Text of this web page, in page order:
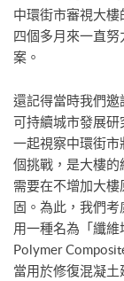
中環街市審視大
四個多月來一直
案。
還記得當時我們
可持續城市發展研
一起視察中環街
個挑戰，是大樓
需要在不增加大
固。為此，我們
用一種名為「纖
Polymer
當用於修復混凝